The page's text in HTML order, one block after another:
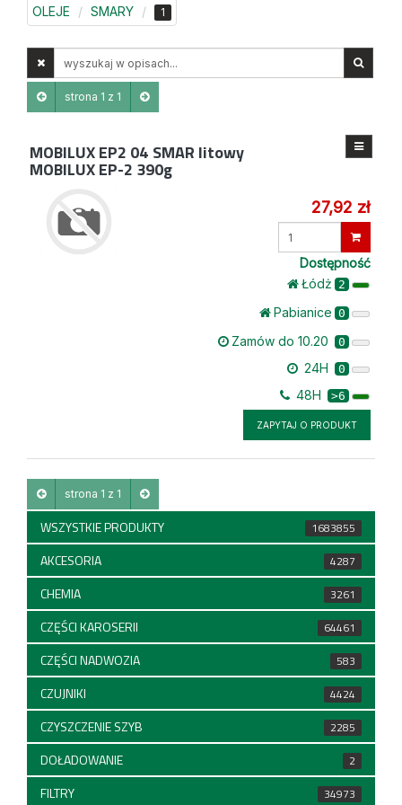
OLEJE SMARY 1
opisachstrona 1 z 1
MOBILUX EP2 04 SMAR litowy
MOBILUX EP-2 390g
27,92 zł
Dostępność
Łódż 2
Pabianice 0
Zamów do 10.20 0
24H 0
48H >6
ZAPYTAJ O PRODUKT
strona 1 z 1
WSZYSTKIE PRODUKTY 1683855
AKCESORIA 4287
CHEMIA 3261
CZĘŚCI KAROSERII 64461
CZĘŚCI NADWOZIA 583
CZUJNIKI 4424
CZYSZCZENIE SZYB 2285
DOŁADOWANIE 2
FILTRY 34973